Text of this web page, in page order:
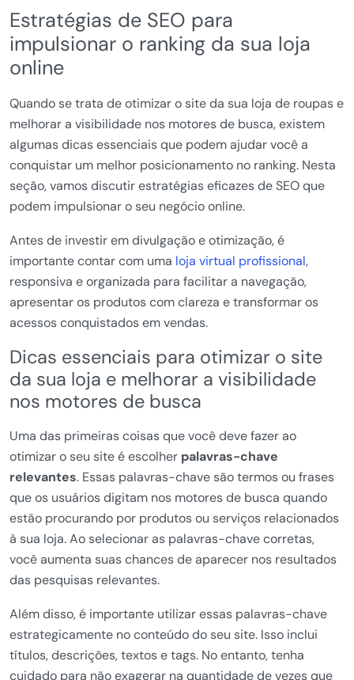
Estratégias de SEO para
impulsionar o ranking da sua loja
online
Quando se trata de otimizar o site da sua loja de roupas e
melhorar a visibilidade nos motores de busca, existem
algumas dicas essenciais que podem ajudar você a
conquistar um melhor posicionamento no ranking. Nesta
seção, vamos discutir estratégias eficazes de SEO que
podem impulsionar o seu negócio online.
Antes de investir em divulgação e otimização, é
importante contar com uma loja virtual profissional,
responsiva e organizada para facilitar a navegação,
apresentar os produtos com clareza e transformar os
acessos conquistados em vendas.
Dicas essenciais para otimizar o site
da sua loja e melhorar a visibilidade
nos motores de busca
Uma das primeiras coisas que você deve fazer ao
otimizar o seu site é escolher palavras-chave
relevantes. Essas palavras-chave são termos ou frases
que os usuários digitam nos motores de busca quando
estão procurando por produtos ou serviços relacionados
à sua loja. Ao selecionar as palavras-chave corretas,
você aumenta suas chances de aparecer nos resultados
das pesquisas relevantes.
Além disso, é importante utilizar essas palavras-chave
estrategicamente no conteúdo do seu site. Isso inclui
títulos, descrições, textos e tags. No entanto, tenha
cuidado para não exagerar na quantidade de vezes que